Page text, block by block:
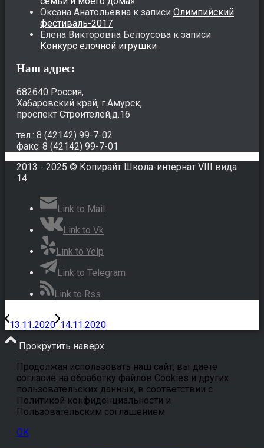
Оксана Анатольевна к записи Олимпийский
фестиваль-2017
Елена Викторовна Белоусова к записи
Конкурс елочной игрушки
Наш адрес:
682640 Россия,
Хабаровский край, г.Амурск,
проспект Строителей,д.16
тел.: 8 (42142) 99-7-02
факс: 8 (42142) 99-7-01
2013 - 2025 © Копирайт Школа-интернат VIII вида
14
Link to Mail
Link to Vk
Link to Yelp
Link to Telegram
Link to Rss
13.11.2020 14.11.2020
Прокрутить наверх
Продолжая использовать наш сайт, вы даете
согласие на обработку файлов Cookies и других
пользовательских данных, в соответствии с
Политикой конфиденциальности и
Пользовательским соглашением
OK